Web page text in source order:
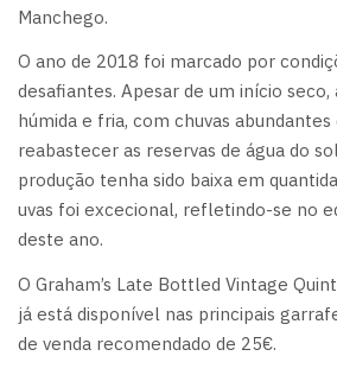
Manchego.
O ano de 2018 foi marcado por
desafiantes. Apesar de um início
húmida e fria, com chuvas abundantes
reabastecer as reservas de água do
produção tenha sido baixa em
uvas foi excecional, refletindo-se no
deste ano.
O Graham’s Late Bottled Vintage
já está disponível nas principais
de venda recomendado de 25€.